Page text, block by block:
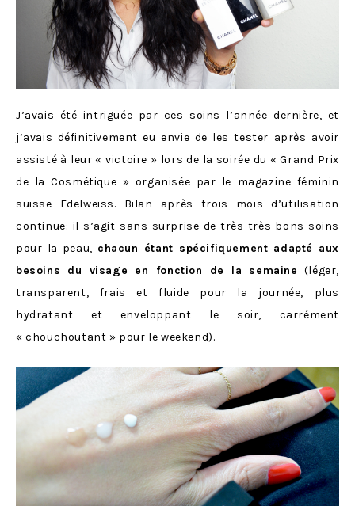
J’avais été intriguée par ces soins l’année dernière, et
j’avais définitivement eu envie de les tester après avoir
assisté à leur « victoire » lors de la soirée du « Grand Prix
de la Cosmétique » organisée par le magazine féminin
suisse Edelweiss. Bilan après trois mois d’utilisation
continue: il s’agit sans surprise de très très bons soins
pour la peau, chacun étant spécifiquement adapté aux
besoins du visage en fonction de la semaine (léger,
transparent, frais et fluide pour la journée, plus
hydratant et enveloppant le soir, carrément
« chouchoutant » pour le weekend).